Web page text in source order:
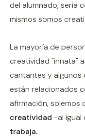
del alumnado, sería
mismos somos
La mayoría de
creatividad "innata"
cantantes y algunos
están relacionados
afirmación, solemos
creatividad -al igual
trabaja.